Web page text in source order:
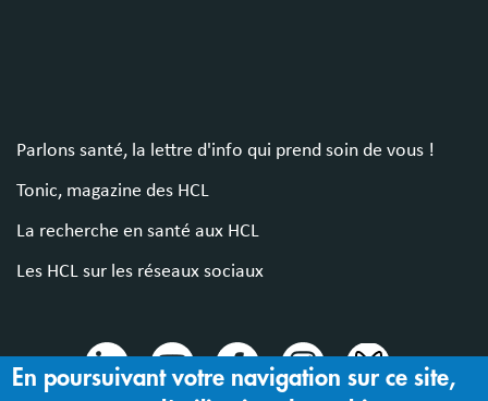
Parlons santé, la lettre d'info qui prend soin de vous !
Tonic, magazine des HCL
La recherche en santé aux HCL
Les HCL sur les réseaux sociaux
En poursuivant votre navigation sur ce site,